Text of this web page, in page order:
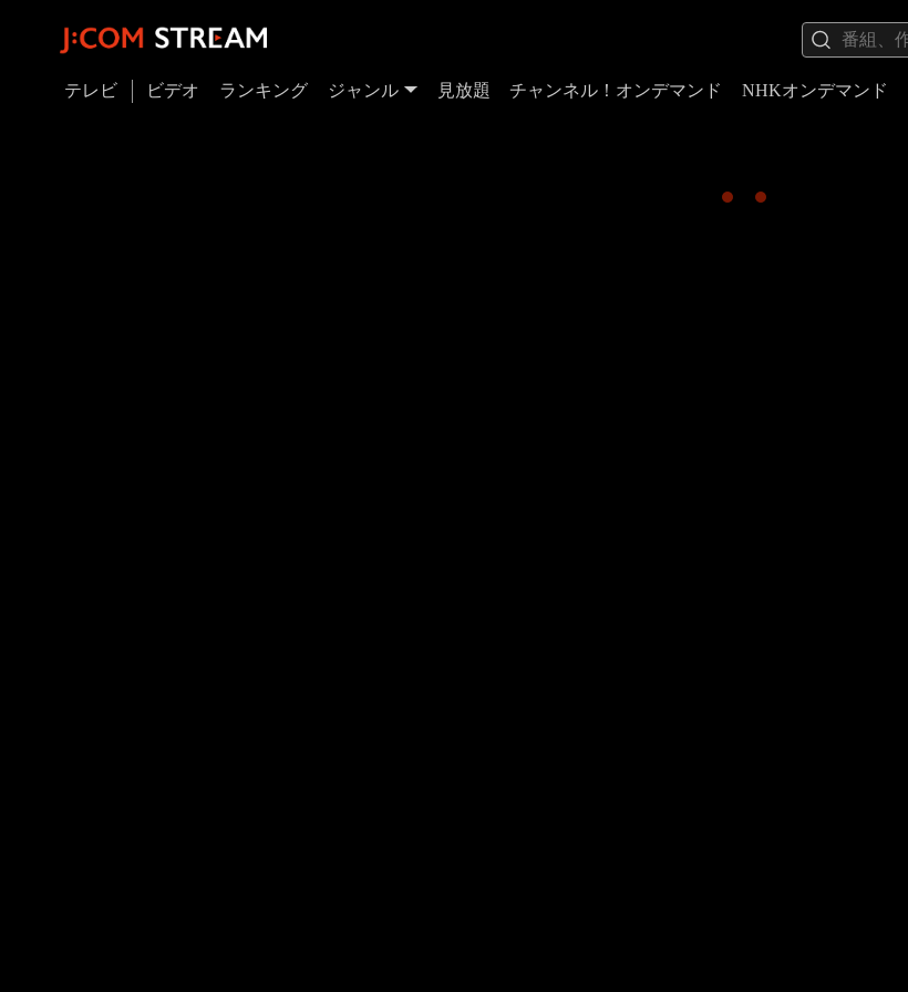
テレビ ビデオ ランキング ジャンル 見放題 チャンネル！オンデマンド NHKオンデマンド